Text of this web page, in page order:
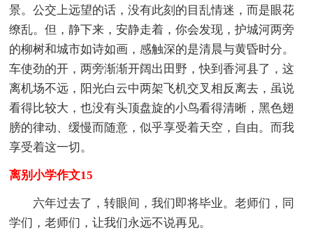
景。公交上远望的话，没有此刻的目乱情迷，而是眼花
缭乱。但，静下来，安静走着，你会发现，护城河两旁
的柳树和城市如诗如画，感触深的是清晨与黄昏时分。
车使劲的开，两旁渐渐开阔出田野，快到香河县了，这
离机场不远，阳光白云中两架飞机交叉相反离去，虽说
看得比较大，也没有头顶盘旋的小鸟看得清晰，黑色翅
膀的律动、缓慢而随意，似乎享受着天空，自由。而我
享受着这一切。
离别小学作文15
六年过去了，转眼间，我们即将毕业。老师们，同
学们，老师们，让我们永远不说再见。